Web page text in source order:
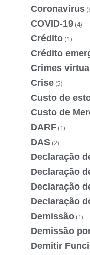
Coronavírus
COVID-19 (4)
Crédito (1)
Crédito
Crimes
Crise (5)
Custo de
Custo de
DARF (1)
DAS (2)
Declaração
Declaração
Declaração
Declaração
Demissão (1)
Demissão
Demitir